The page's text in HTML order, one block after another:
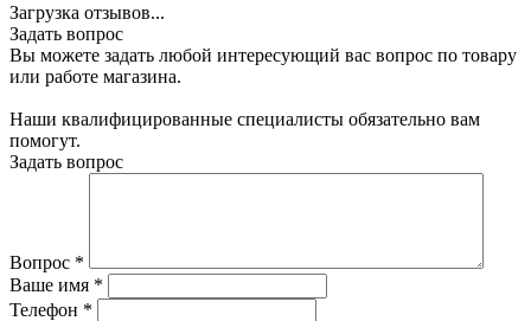
Загрузка отзывов...
Задать вопрос
Вы можете задать любой интересующий вас вопрос по товару
или работе магазина.
Наши квалифицированные специалисты обязательно вам
помогут.
Задать вопрос
Вопрос *
Ваше имя *
Телефон *